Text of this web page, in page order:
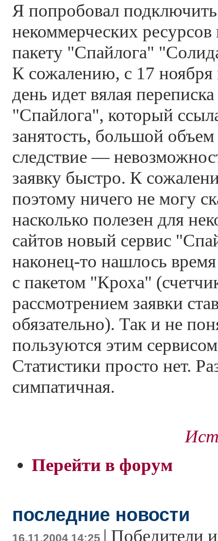
Я попробовал
некоммерческих
пакету "Спайлога"
К сожалению, с 17
день идет вялая
"Спайлога", который
занятость, большой объем
следствие —
заявку быстро. К
поэтому ничего не могу
насколько полезен для
сайтов новый сервис
наконец-то нашлось
с пакетом "Кроха"
рассмотрением заявки
обязательно). Так и не
пользуются этим
Статистики просто нет.
симпатичная.
Перейти в форум
последние новости
16.11.2004 14:25 | Победители